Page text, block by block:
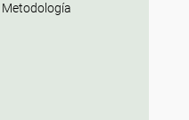
Metodología